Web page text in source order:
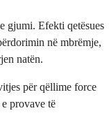
gjumi. Efekti qetësues
në mbrëmje,
natën.
për qëllime force
provave të